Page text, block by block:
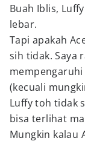
Buah Iblis,
lebar.
Tapi apakah
sih tidak. Saya
(kecuali
Luffy toh tidak
bisa terlihat
Mungkin kalau